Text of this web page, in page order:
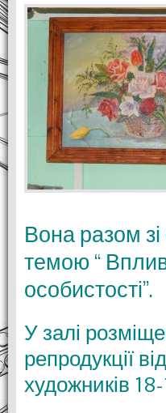
Вона разом
темою “
особистості”.
У залі
репродукції
художників 18-